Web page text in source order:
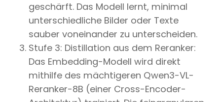
geschärft. Das Modell lernt, minimal
unterschiedliche Bilder oder Texte
sauber voneinander zu unterscheiden.
Stufe 3: Distillation aus dem Reranker:
Das Embedding-Modell wird direkt
mithilfe des mächtigeren Qwen3-VL-
Reranker-8B (einer Cross-Encoder-